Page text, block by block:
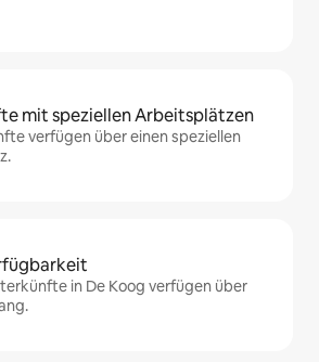
mit speziellen Arbeitsplätzen
verfügen über einen speziellen
in De Koog verfügen über